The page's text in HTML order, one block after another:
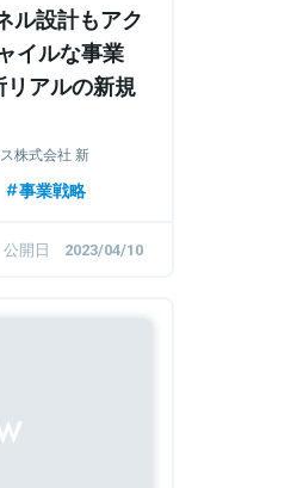
ル設計もアク
イルな事業
アルの新規
株式会社 新
事業戦略
公開日 2023/04/10